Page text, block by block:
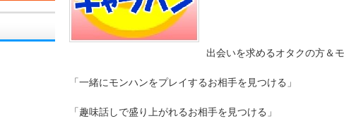
出会いを求めるオタクの方＆
「一緒にモンハンをプレイするお相手を見つける」
「趣味話しで盛り上がれるお相手を見つける」